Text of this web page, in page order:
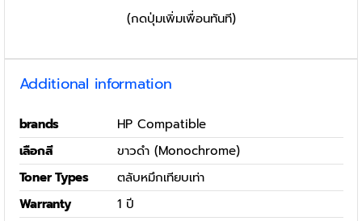
(กดปุ่มเพิ่มเพื่อนทันที)
Additional information
brands
HP Compatible
เลือกสี
ขาวดำ (Monochrome)
Toner Types
ตลับหมึกเทียบเท่า
Warranty
1 ปี